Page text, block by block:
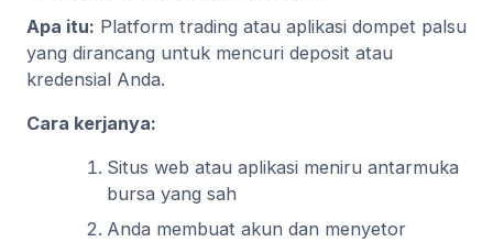
Apa itu: Platform trading atau aplikasi dompet palsu
yang dirancang untuk mencuri deposit atau
kredensial Anda.
Cara kerjanya:
Situs web atau aplikasi meniru antarmuka
bursa yang sah
Anda membuat akun dan menyetor